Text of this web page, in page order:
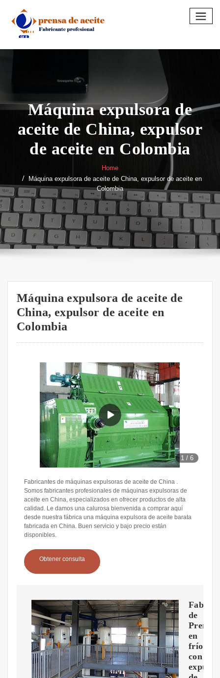
content
Máquina expulsora de
aceite de China, expulsor
de aceite en Colombia
Home
Máquina expulsora de aceite de China, expulsor de aceite en
Colombia
Máquina expulsora de aceite de
China, expulsor de aceite en
Colombia
1 /6
Fabricantes de máquinas expulsoras de aceite de China .
Somos fabricantes profesionales de máquinas expulsoras de
aceite en China, especializados en ofrecer productos de alta
calidad. Le damos una calurosa bienvenida a comprar aquí
desde nuestra fábrica una máquina expulsora de aceite barata
fabricada en China. Buen servicio y bajo precio están
disponibles.
Obtener consulta
de
Prensa
en
frío
con